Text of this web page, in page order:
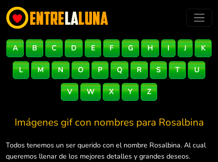
A B C D E F G H I J K
L M N O P Q R S T U
V W X Y Z
Imágenes gif con nombres para Rosalbina
Todos tenemos un ser querido con el nombre Rosalbina. Al cual
queremos llenar de los mejores detalles y grandes deseos.